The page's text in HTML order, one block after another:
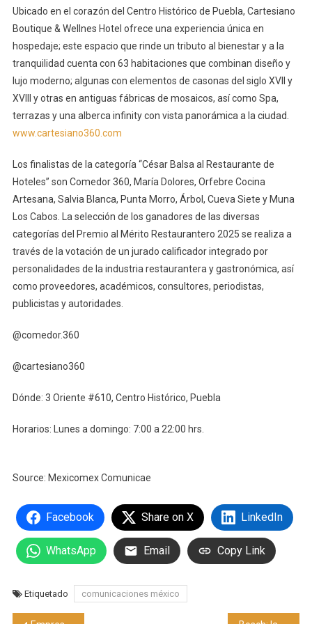
Ubicado en el corazón del Centro Histórico de Puebla, Cartesiano
Boutique & Wellnes Hotel ofrece una experiencia única en
hospedaje; este espacio que rinde un tributo al bienestar y a la
tranquilidad cuenta con 63 habitaciones que combinan diseño y
lujo moderno; algunas con elementos de casonas del siglo XVII y
XVIII y otras en antiguas fábricas de mosaicos, así como Spa,
terrazas y una alberca infinity con vista panorámica a la ciudad.
www.cartesiano360.com
Los finalistas de la categoría “César Balsa al Restaurante de
Hoteles” son Comedor 360, María Dolores, Orfebre Cocina
Artesana, Salvia Blanca, Punta Morro, Árbol, Cueva Siete y Muna
Los Cabos. La selección de los ganadores de las diversas
categorías del Premio al Mérito Restaurantero 2025 se realiza a
través de la votación de un jurado calificador integrado por
personalidades de la industria restaurantera y gastronómica, así
como proveedores, académicos, consultores, periodistas,
publicistas y autoridades.
@comedor.360
@cartesiano360
Dónde: 3 Oriente #610, Centro Histórico, Puebla
Horarios: Lunes a domingo: 7:00 a 22:00 hrs.
Source: Mexicomex Comunicae
Facebook Share on X LinkedIn
WhatsApp Email Copy Link
Etiquetado comunicaciones méxico